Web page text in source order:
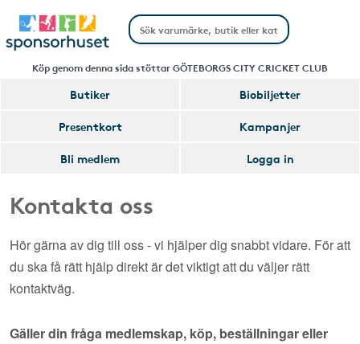
Köp genom denna sida stöttar GÖTEBORGS CITY CRICKET CLUB
Butiker
Biobiljetter
Presentkort
Kampanjer
Bli medlem
Logga in
Kontakta oss
Hör gärna av dig till oss - vi hjälper dig snabbt vidare. För att
du ska få rätt hjälp direkt är det viktigt att du väljer rätt
kontaktväg.
Gäller din fråga medlemskap, köp, beställningar eller